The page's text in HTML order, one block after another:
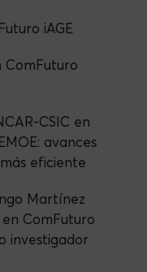
iAGE
ComFuturo
CSIC en
avances
eficiente
Martínez
ComFuturo
investigador